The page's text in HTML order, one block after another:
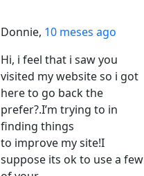
Donnie, 10 meses ago
Hi, i feel that i saw you
visited my website so i got
here to go back the
prefer?.I’m trying to in
finding things
to improve my site!I
suppose its ok to use a few